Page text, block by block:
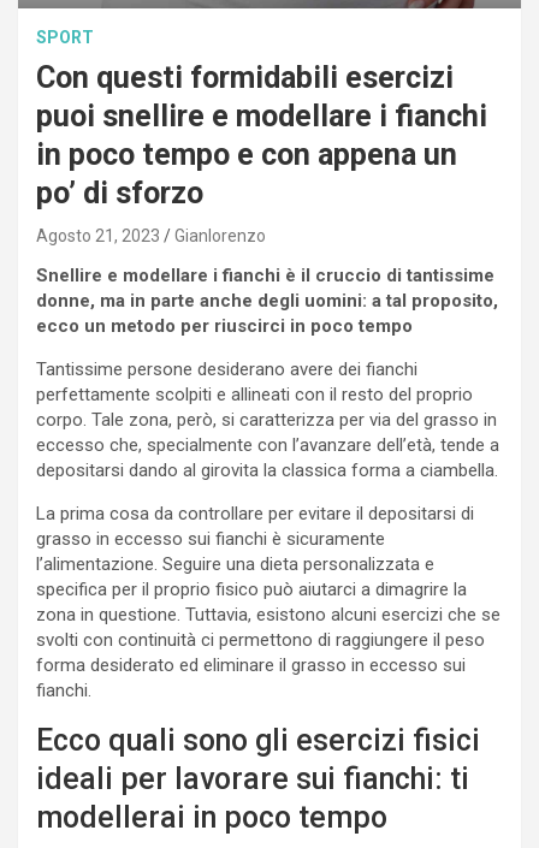
SPORT
Con questi formidabili esercizi
puoi snellire e modellare i fianchi
in poco tempo e con appena un
po’ di sforzo
Agosto 21, 2023 Gianlorenzo
Snellire e modellare i fianchi è il cruccio di tantissime
donne, ma in parte anche degli uomini: a tal proposito,
ecco un metodo per riuscirci in poco tempo
Tantissime persone desiderano avere dei fianchi
perfettamente scolpiti e allineati con il resto del proprio
corpo. Tale zona, però, si caratterizza per via del grasso in
eccesso che, specialmente con l’avanzare dell’età, tende a
depositarsi dando al girovita la classica forma a ciambella.
La prima cosa da controllare per evitare il depositarsi di
grasso in eccesso sui fianchi è sicuramente
l’alimentazione. Seguire una dieta personalizzata e
specifica per il proprio fisico può aiutarci a dimagrire la
zona in questione. Tuttavia, esistono alcuni esercizi che se
svolti con continuità ci permettono di raggiungere il peso
forma desiderato ed eliminare il grasso in eccesso sui
fianchi.
Ecco quali sono gli esercizi fisici
ideali per lavorare sui fianchi: ti
modellerai in poco tempo